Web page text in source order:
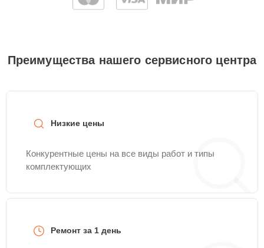
Преимущества нашего сервисного центра
Низкие цены
Конкурентные цены на все виды работ и типы
комплектующих
Ремонт за 1 день